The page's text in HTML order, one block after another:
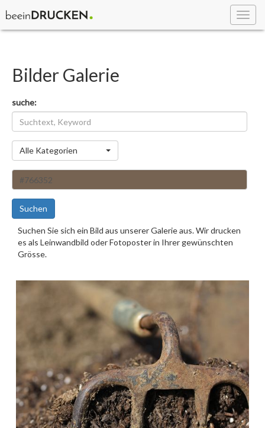
Bilder Galerie
suche:
Kategorie
Alle Kategorien
Suchen
Suchen Sie sich ein Bild aus unserer Galerie aus. Wir drucken
es als Leinwandbild oder Fotoposter in Ihrer gewünschten
Grösse.